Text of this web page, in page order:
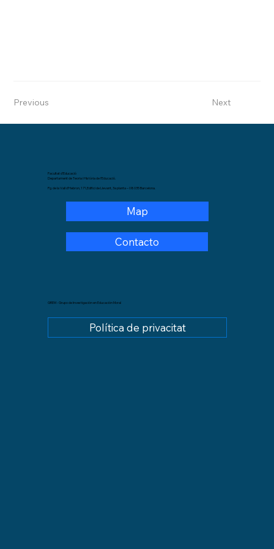
Previous Next
GREM - Grupo de Investigación en Educación Moral
Política de privacitat
Facultat d’Educació
Departament de Teoria i Història de l’Educació.
Pg. de la Vall d’Hebron, 171,Edifici de Llevant, 3a planta – 08035 Barcelona.
Map
Contacto